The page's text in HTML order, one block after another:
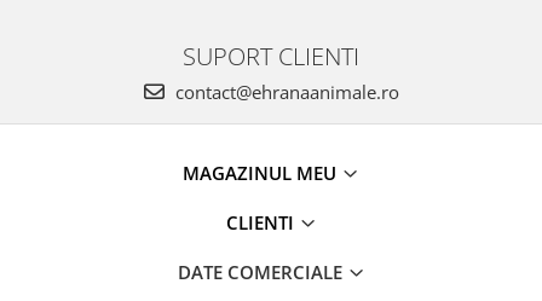
SUPORT CLIENTI
contact@ehranaanimale.ro
MAGAZINUL MEU
CLIENTI
DATE COMERCIALE